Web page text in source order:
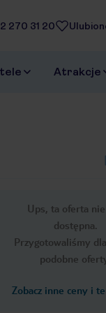
270 31 20
Atrakcje
Ups, ta oferta
dostępna.
Przygotowaliśmy
podobne
Zobacz inne ceny i